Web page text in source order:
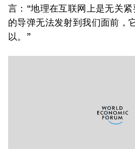
言：“地理在互联网上是无关
的导弹无法发射到我们面前，
以。”